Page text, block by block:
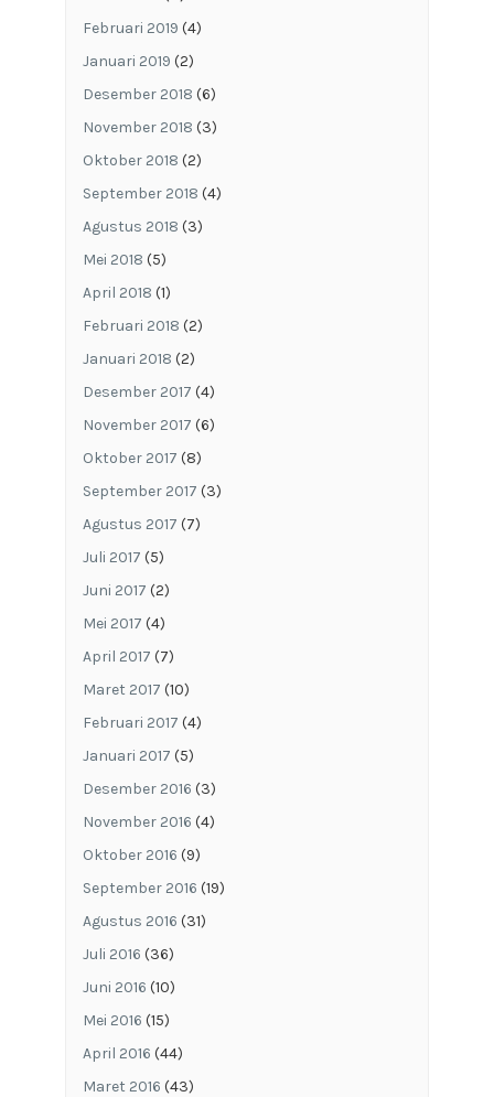
Februari 2019 (4)
Januari 2019 (2)
Desember 2018 (6)
November 2018 (3)
Oktober 2018 (2)
September 2018 (4)
Agustus 2018 (3)
Mei 2018 (5)
April 2018 (1)
Februari 2018 (2)
Januari 2018 (2)
Desember 2017 (4)
November 2017 (6)
Oktober 2017 (8)
September 2017 (3)
Agustus 2017 (7)
Juli 2017 (5)
Juni 2017 (2)
Mei 2017 (4)
April 2017 (7)
Maret 2017 (10)
Februari 2017 (4)
Januari 2017 (5)
Desember 2016 (3)
November 2016 (4)
Oktober 2016 (9)
September 2016 (19)
Agustus 2016 (31)
Juli 2016 (36)
Juni 2016 (10)
Mei 2016 (15)
April 2016 (44)
Maret 2016 (43)